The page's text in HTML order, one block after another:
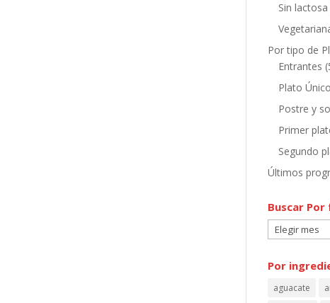
Sin lactosa
Por tipo de
Entrantes
Plato Único
Postre y
Primer
Segundo
Últimos
Buscar Por
Buscar
Por
fecha
emisión
Por
aguacate